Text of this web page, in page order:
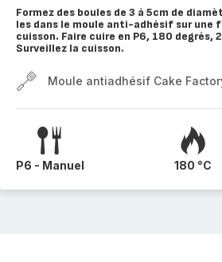
Formez des boules de 3 à 5cm de
les dans le moule anti-adhésif sur une
cuisson. Faire cuire en P6, 180 degrés,
Surveillez la cuisson.
Moule antiadhésif Cake
P6 - Manuel 180 °C